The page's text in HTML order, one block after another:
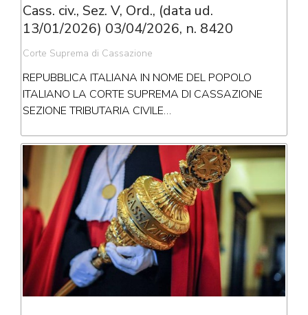
Cass. civ., Sez. V, Ord., (data ud.
13/01/2026) 03/04/2026, n. 8420
Corte Suprema di Cassazione
REPUBBLICA ITALIANA IN NOME DEL POPOLO
ITALIANO LA CORTE SUPREMA DI CASSAZIONE
SEZIONE TRIBUTARIA CIVILE…